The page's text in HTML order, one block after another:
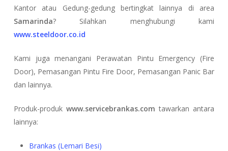
Kantor atau Gedung-gedung bertingkat lainnya di area
Samarinda? Silahkan menghubungi kami
www.steeldoor.co.id
Kami juga menangani Perawatan Pintu Emergency (Fire
Door), Pemasangan Pintu Fire Door, Pemasangan Panic Bar
dan lainnya.
Produk-produk www.servicebrankas.com tawarkan antara
lainnya:
Brankas (Lemari Besi)